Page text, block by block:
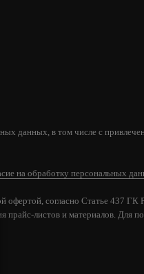
данных, в том числе с
на обработку персональных
согласно Статье 437
прайс-листов и материалов.